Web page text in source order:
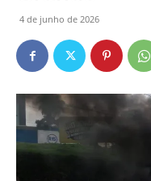
4 de junho de 2026